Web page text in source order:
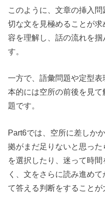
このように、文章の挿入
切な文を見極めることが
容を理解し、話の流れを
す。
一方で、語彙問題や定型
本的には空所の前後を見
題です。
Part6では、空所に差しか
拠がまだ足りないと思っ
を選択したり、迷って時
く、文をさらに読み進め
て答える判断をすることが